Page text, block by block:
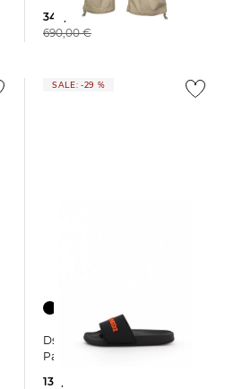
349,99 €
690,00 €
SALE: -29 %
Dsquared2 | Herren
Pantoletten
139,99 €